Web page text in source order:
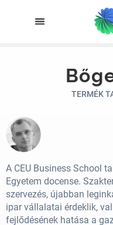
TERMÉK
A CEU Business School
Egyetem docense.
szervezés, újabban
ipar vállalatai érdeklik,
fejlődésének hatása a